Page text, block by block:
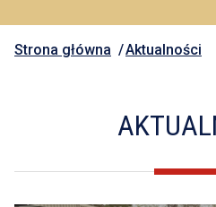
Strona główna Aktualności